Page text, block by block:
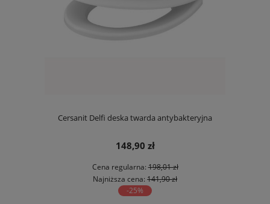
Cersanit Delfi deska twarda antybakteryjna
148,90 zł
Cena regularna:198,01 zł
Najniższa cena: 141,90 zł
-25%